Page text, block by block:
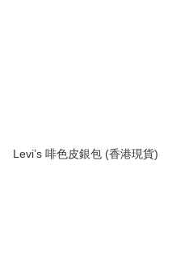
Levi’s 啡色皮銀包 (香港現貨)